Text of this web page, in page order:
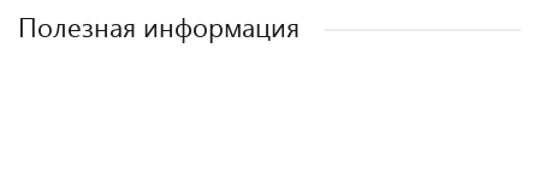
Полезная информация